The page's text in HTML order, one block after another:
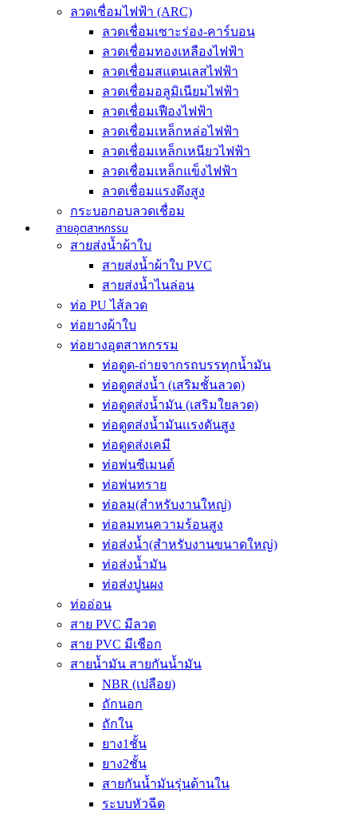
ลวดเชื่อมไฟฟ้า (ARC)
ลวดเชื่อมเซาะร่อง-คาร์บอน
ลวดเชื่อมทองเหลืองไฟฟ้า
ลวดเชื่อมสแตนเลสไฟฟ้า
ลวดเชื่อมอลูมิเนียมไฟฟ้า
ลวดเชื่อมเฟืองไฟฟ้า
ลวดเชื่อมเหล็กหล่อไฟฟ้า
ลวดเชื่อมเหล็กเหนียวไฟฟ้า
ลวดเชื่อมเหล็กแข็งไฟฟ้า
ลวดเชื่อมแรงดึงสูง
กระบอกอบลวดเชื่อม
สายอุตสาหกรรม
สายส่งน้ำผ้าใบ
สายส่งน้ำผ้าใบ PVC
สายส่งน้ำไนล่อน
ท่อ PU ไส้ลวด
ท่อยางผ้าใบ
ท่อยางอุตสาหกรรม
ท่อดูด-ถ่ายจากรถบรรทุกน้ำมัน
ท่อดูดส่งน้ำ (เสริมชั้นลวด)
ท่อดูดส่งน้ำมัน (เสริมใยลวด)
ท่อดูดส่งน้ำมันเเรงดันสูง
ท่อดูดส่งเคมี
ท่อพ่นซีเมนต์
ท่อพ่นทราย
ท่อลม(สำหรับงานใหญ่)
ท่อลมทนความร้อนสูง
ท่อส่งน้ำ(สำหรับงานขนาดใหญ่)
ท่อส่งน้ำมัน
ท่อส่งปูนผง
ท่ออ่อน
สาย PVC มีลวด
สาย PVC มีเชือก
สายน้ำมัน สายกันน้ำมัน
NBR (เปลือย)
ถักนอก
ถักใน
ยาง1ชั้น
ยาง2ชั้น
สายกันน้ำมันรุ่นด้านใน
ระบบหัวฉีด